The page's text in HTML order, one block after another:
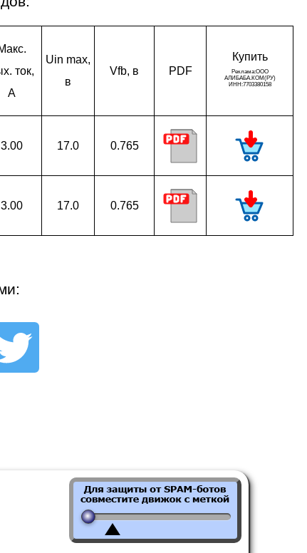
ток,
A
Uin max,
в
Vfb, в PDF
Ку­пить
3.00
17.0
0.765
3.00
17.0
0.765